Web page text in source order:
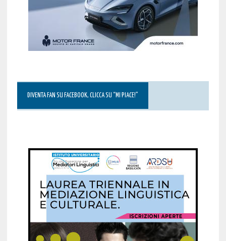
DIVENTA FAN SU FACEBOOK, CLICCA SU “MI PIACE!”